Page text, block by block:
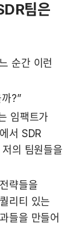
팀은
순간 이런
?”
임팩트가
서 SDR
의 팀원들을
략들을
리티 있는
들을 만들어